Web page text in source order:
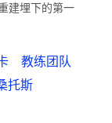
建埋下的第一
教练团队
托斯